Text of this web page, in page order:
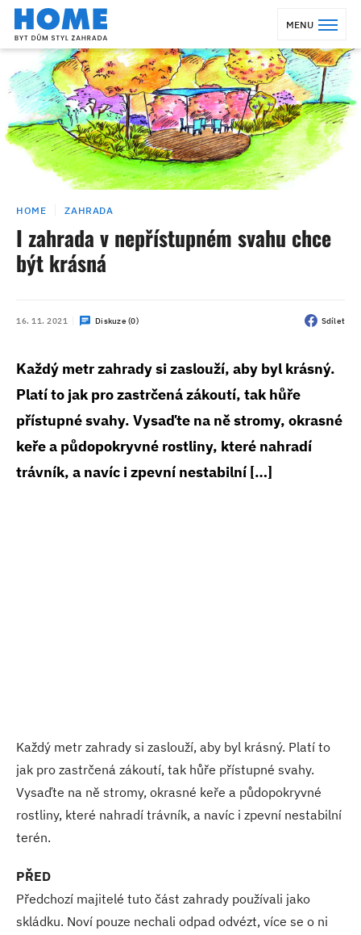
MENU
HOME ZAHRADA
I zahrada v nepřístupném svahu chce
být krásná
16. 11. 2021 Diskuze (0) Sdílet
Každý metr zahrady si zaslouží, aby byl krásný.
Platí to jak pro zastrčená zákoutí, tak hůře
přístupné svahy. Vysaďte na ně stromy, okrasné
keře a půdopokryvné rostliny, které nahradí
trávník, a navíc i zpevní nestabilní […]
Každý metr zahrady si zaslouží, aby byl krásný. Platí to
jak pro zastrčená zákoutí, tak hůře přístupné svahy.
Vysaďte na ně stromy, okrasné keře a půdopokryvné
rostliny, které nahradí trávník, a navíc i zpevní nestabilní
terén.
PŘED
Předchozí majitelé tuto část zahrady používali jako
skládku. Noví pouze nechali odpad odvézt, více se o ni